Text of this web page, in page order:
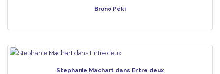
Bruno Peki
Stephanie Machart dans Entre deux